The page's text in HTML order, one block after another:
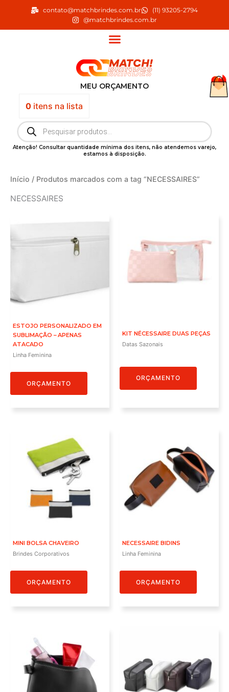
o
contato@matchbrindes.com.br
(11) 93205-2794
@matchbrindes.com.br
MEU ORÇAMENTO
0itens na lista
Pesquisar
produtos
Atenção! Consultar quantidade mínima dos itens, não atendemos varejo,
estamos à disposição.
Início / Produtos marcados com a tag “NECESSAIRES”
NECESSAIRES
ESTOJO PERSONALIZADO EM
SUBLIMAÇÃO – APENAS
ATACADO
Linha Feminina
ORÇAMENTO
KIT NÉCESSAIRE DUAS PEÇAS
Datas Sazonais
ORÇAMENTO
MINI BOLSA CHAVEIRO
Brindes Corporativos
ORÇAMENTO
NECESSAIRE BIDINS
Linha Feminina
ORÇAMENTO